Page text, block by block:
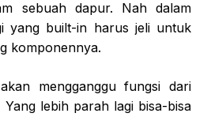
sebuah dapur. Nah dalam
yang built-in harus jeli untuk
komponennya.
mengganggu fungsi dari
lebih parah lagi bisa-bisa